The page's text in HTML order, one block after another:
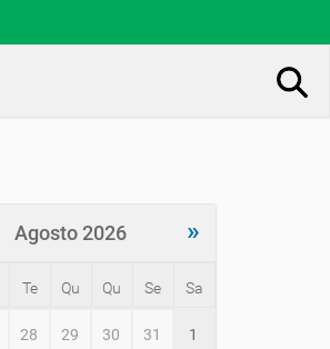
Agosto 2026 »
Te Qu Qu Se Sa
28 29 30 31 1